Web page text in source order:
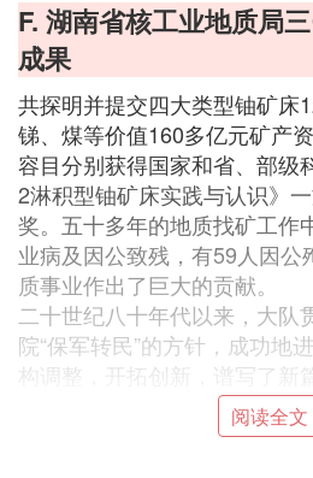
F. 湖南省核工业地质局
成果
共探明并提交四大类型铀矿床
锑、煤等价值160多亿元矿产
容目分别获得国家和省、部级
2淋积型铀矿床实践与认识》
奖。五十多年的地质找矿工作
业病及因公致残，有59人因
质事业作出了巨大的贡献。
二十世纪八十年代以来，大队
院“保军转民”的方针，成功地
构调整，开拓创新，谱写了新
后，大队在长沙市开福区德雅
沙经营性窗口。至2008年底，
阅读全文